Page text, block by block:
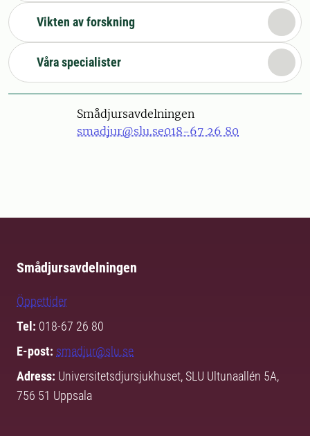
Vikten av forskning
Våra specialister
Smådjursavdelningen
smadjur@slu.se018-67 26 80
Smådjursavdelningen
Öppettider
Tel: 018-67 26 80
E-post: smadjur@slu.se
Adress: Universitetsdjursjukhuset, SLU Ultunaallén 5A,
756 51 Uppsala